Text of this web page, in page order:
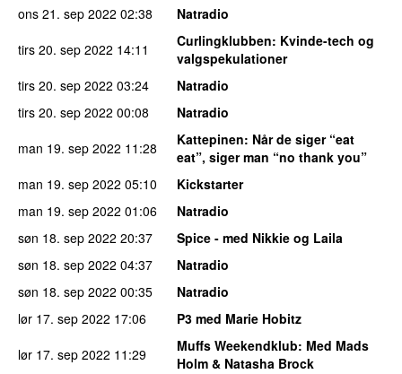
ons 21. sep 2022 02:38
Natradio
tirs 20. sep 2022 14:11 Curlingklubben: Kvinde-tech og
valgspekulationer
tirs 20. sep 2022 03:24
Natradio
tirs 20. sep 2022 00:08
Natradio
man 19. sep 2022 11:28 Kattepinen: Når de siger “eat
eat”, siger man “no thank you”
man 19. sep 2022 05:10
Kickstarter
man 19. sep 2022 01:06
Natradio
søn 18. sep 2022 20:37
Spice - med Nikkie og Laila
søn 18. sep 2022 04:37
Natradio
søn 18. sep 2022 00:35
Natradio
lør 17. sep 2022 17:06
P3 med Marie Hobitz
lør 17. sep 2022 11:29 Muffs Weekendklub: Med Mads
Holm & Natasha Brock